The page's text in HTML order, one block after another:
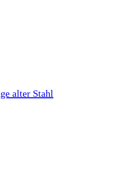
alter Stahl